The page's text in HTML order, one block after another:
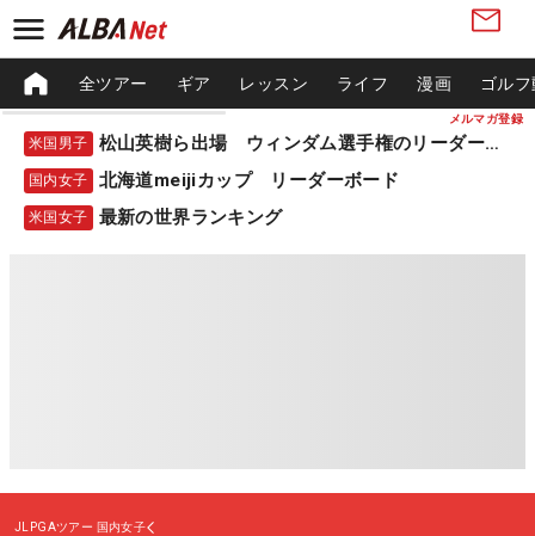
メルマガ登録
全ツアー ギア レッスン ライフ 漫画 ゴル
米国男子 松山英樹ら出場 ウィンダム選手権のリーダーボード
国内女子 北海道meijiカップ リーダーボード
米国女子 最新の世界ランキング
JLPGAツアー 国内女子